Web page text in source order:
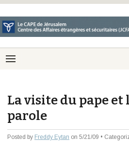
La visite du pape et
parole
Posted by Freddy Eytan on 5/21/09 •